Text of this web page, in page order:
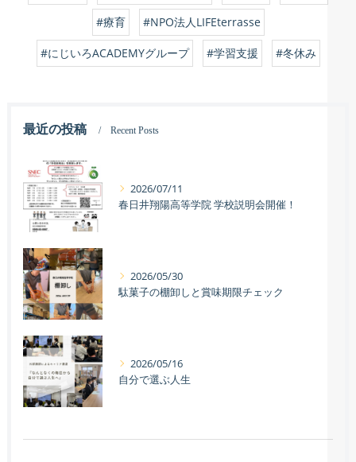
#療育 #NPO法人LIFEterrasse
#にじいろACADEMYグループ #学習支援 #冬休み
最近の投稿 Recent Posts
2026/07/11
春日井翔陽高等学院 学校説明会開催！
2026/05/30
駄菓子の棚卸しと賞味期限チェック
2026/05/16
自分で選ぶ人生